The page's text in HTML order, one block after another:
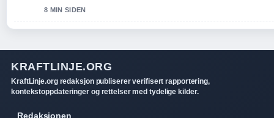
8 MIN SIDEN
KRAFTLINJE.ORG
KraftLinje.org redaksjon publiserer verifisert rapportering,
kontekstoppdateringer og rettelser med tydelige kilder.
Redaksjonen